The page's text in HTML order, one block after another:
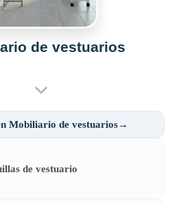
de vestuarios
Mobiliario de vestuarios→
de vestuario